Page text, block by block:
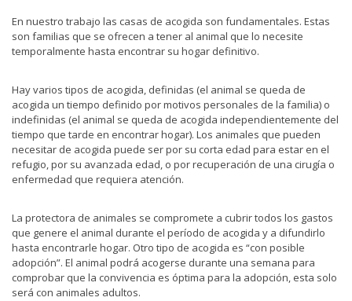
En nuestro trabajo las casas de acogida son fundamentales. Estas
son familias que se ofrecen a tener al animal que lo necesite
temporalmente hasta encontrar su hogar definitivo.
Hay varios tipos de acogida, definidas (el animal se queda de
acogida un tiempo definido por motivos personales de la familia) o
indefinidas (el animal se queda de acogida independientemente del
tiempo que tarde en encontrar hogar). Los animales que pueden
necesitar de acogida puede ser por su corta edad para estar en el
refugio, por su avanzada edad, o por recuperación de una cirugía o
enfermedad que requiera atención.
La protectora de animales se compromete a cubrir todos los gastos
que genere el animal durante el período de acogida y a difundirlo
hasta encontrarle hogar. Otro tipo de acogida es “con posible
adopción”. El animal podrá acogerse durante una semana para
comprobar que la convivencia es óptima para la adopción, esta solo
será con animales adultos.